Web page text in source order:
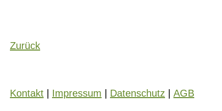
Zurück
Kontakt Impressum Datenschutz AGB